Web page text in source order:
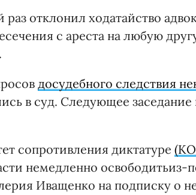
отклонил ходатайство
с ареста на любую
досудебного следствия
в суд. Следующее заседание
сопротивления диктатуре
немедленно освободитьиз-
Иващенко на подписку о